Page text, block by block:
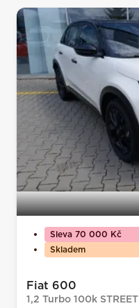
Sleva 70 000 Kč
Skladem
Fiat 600
1,2 Turbo 100k STREET